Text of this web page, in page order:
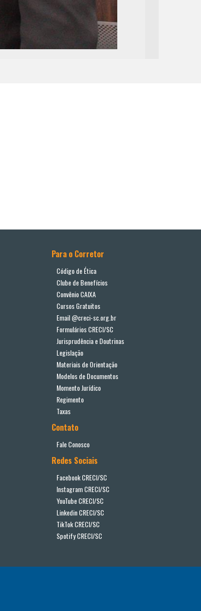
Para o Corretor
Código de Ética
Clube de Benefícios
Convênio CAIXA
Cursos Gratuitos
Email @creci-sc.org.br
Formulários CRECI/SC
Jurisprudência e Doutrinas
Legislação
Materiais de Orientação
Modelos de Documentos
Momento Jurídico
Regimento
Taxas
Contato
Fale Conosco
Redes Sociais
Facebook CRECI/SC
Instagram CRECI/SC
YouTube CRECI/SC
Linkedin CRECI/SC
TikTok CRECI/SC
Spotify CRECI/SC